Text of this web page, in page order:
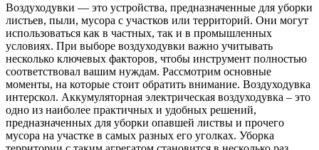
Воздуходувки — это устройства, предназначенные для уборки
листьев, пыли, мусора с участков или территорий. Они могут
использоваться как в частных, так и в промышленных
условиях. При выборе воздуходувки важно учитывать
несколько ключевых факторов, чтобы инструмент полностью
соответствовал вашим нуждам. Рассмотрим основные
моменты, на которые стоит обратить внимание. Воздуходувка
интерскол. Аккумуляторная электрическая воздуходувка – это
одно из наиболее практичных и удобных решений,
предназначенных для уборки опавшей листвы и прочего
мусора на участке в самых разных его уголках. Уборка